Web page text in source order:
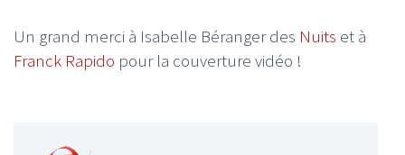
Un grand merci à Isabelle Béranger des Nuits et à
Franck Rapido pour la couverture vidéo !